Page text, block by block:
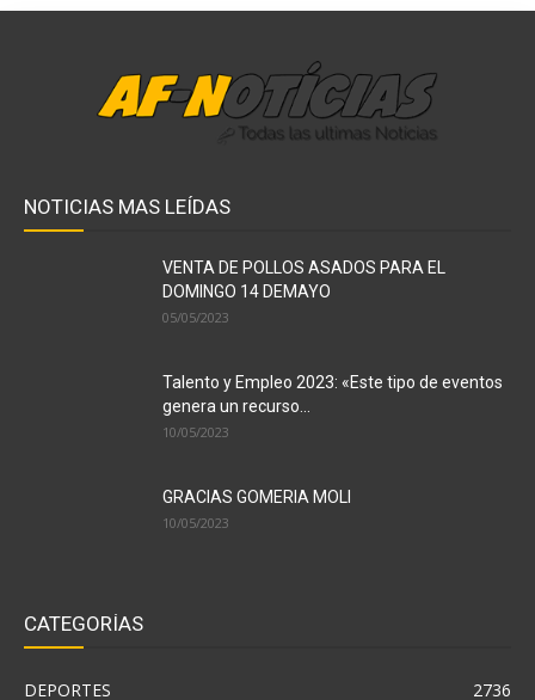
NOTICIAS MAS LEÍDAS
VENTA DE POLLOS ASADOS PARA EL
DOMINGO 14 DEMAYO
05/05/2023
Talento y Empleo 2023: «Este tipo de eventos
genera un recurso...
10/05/2023
GRACIAS GOMERIA MOLI
10/05/2023
CATEGORÍAS
DEPORTES 2736